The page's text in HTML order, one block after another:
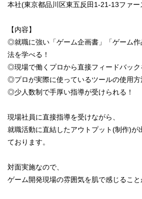
本社(東京都品川区東五反田1-21-13ファ
【内容】
◎就職に強い「ゲーム企画書」「ゲーム
法を学べる！
◎現場で働くプロから直接フィードバック
◎プロが実際に使っているツールの使用方
◎少人数制で手厚い指導が受けられる！
現場社員に直接指導を受けながら、
就職活動に直結したアウトプット(制作)が
ております。
対面実施なので、
ゲーム開発現場の雰囲気を肌で感じること